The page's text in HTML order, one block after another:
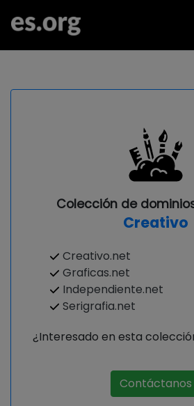
Colección de
Creativo
Creativo.net
Graficas.net
Independiente.net
Serigrafia.net
¿Interesado en esta
Contáctanos